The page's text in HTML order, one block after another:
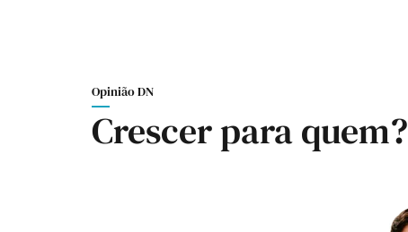
Opinião DN
Crescer para quem?